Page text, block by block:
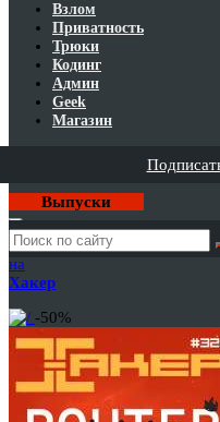
Взлом
Приватность
Трюки
Кодинг
Админ
Geek
Магазин
Выпуски
Годовая
подписка
на
Хакер
-50%